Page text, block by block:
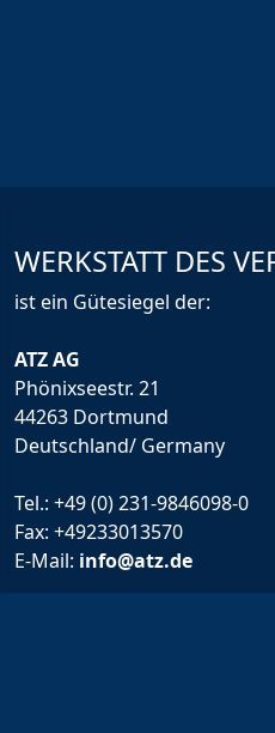
WERKSTATT DES
ist ein Gütesiegel der:
ATZ AG
Phönixseestr. 21
44263 Dortmund
Deutschland/ Germany
Tel.: +49 (0) 231-9846098-0
Fax: +49233013570
E-Mail: info@atz.de